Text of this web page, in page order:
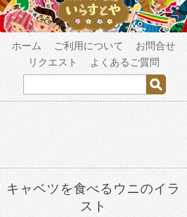
ホーム ご利用について
お問合せ
リクエスト
よくあるご質問
キャベツを食べるウニのイラ
スト